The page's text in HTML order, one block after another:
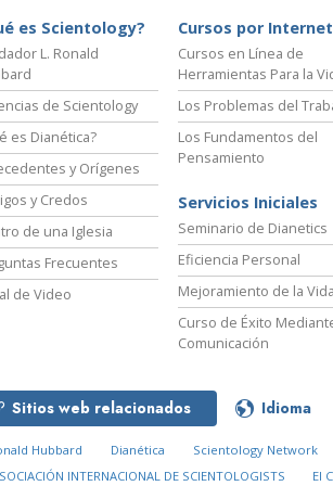
es Scientology?
L. Ronald
de Scientology
es Dianética?
y Orígenes
y Credos
de una Iglesia
Frecuentes
de Video
Cursos por Internet
Cursos en Línea de
Herramientas Para la
Los Problemas del
Los Fundamentos del
Pensamiento
Servicios Iniciales
Seminario de Dianetics
Eficiencia Personal
Mejoramiento de la
Curso de Éxito
Comunicación
Sitios web relacionados Idioma
Hubbard Dianética
Scientology Network
INTERNACIONAL DE SCIENTOLOGISTS
El